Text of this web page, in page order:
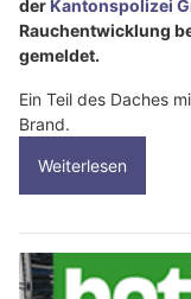
der Kantonspolizei
Rauchentwicklung
gemeldet.
Ein Teil des Daches
Brand.
Weiterlesen